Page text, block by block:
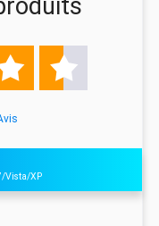

Vista/XP